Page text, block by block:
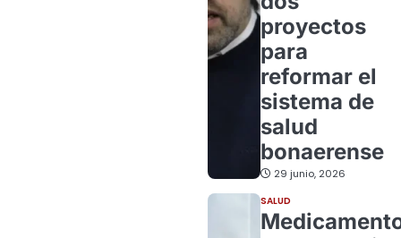
proyectos
para
reformar el
sistema de
salud
bonaerense
29 junio, 2026
SALUD